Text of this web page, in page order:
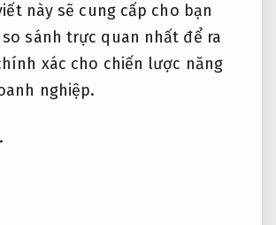
này sẽ cung cấp cho bạn
sánh trực quan nhất để ra
xác cho chiến lược năng
nghiệp.